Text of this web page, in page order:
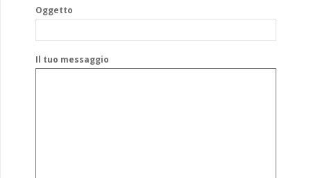
Oggetto
Il tuo messaggio